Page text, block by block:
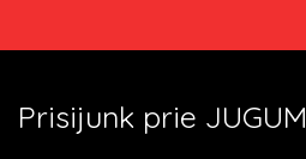
Prisijunk prie JUGUM